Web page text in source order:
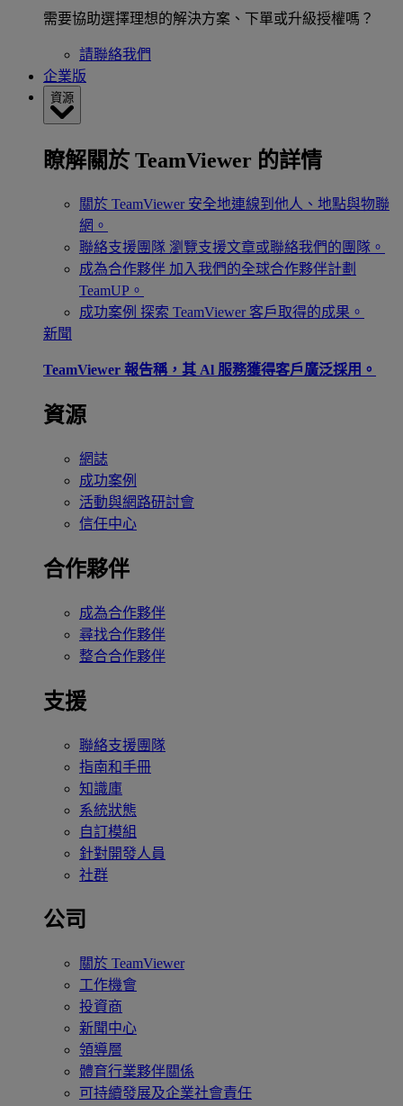
需要協助選擇理想的解決方案、下單或升級授權嗎？
請聯絡我們
企業版
資源
瞭解關於 TeamViewer 的詳情
關於 TeamViewer 安全地連線到他人、地點與物聯
網。
聯絡支援團隊 瀏覽支援文章或聯絡我們的團隊。
成為合作夥伴 加入我們的全球合作夥伴計劃
TeamUP。
成功案例 探索 TeamViewer 客戶取得的成果。
新聞
TeamViewer 報告稱，其 Al 服務獲得客戶廣泛採用。
資源
網誌
成功案例
活動與網路研討會
信任中心
合作夥伴
成為合作夥伴
尋找合作夥伴
整合合作夥伴
支援
聯絡支援團隊
指南和手冊
知識庫
系統狀態
自訂模組
針對開發人員
社群
公司
關於 TeamViewer
工作機會
投資商
新聞中心
領導層
體育行業夥伴關係
可持續發展及企業社會責任